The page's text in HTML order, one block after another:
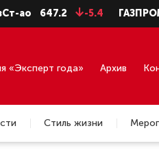
-5.4 ГАЗПРОМ ао
«Эксперт года» Архив
Стиль жизни